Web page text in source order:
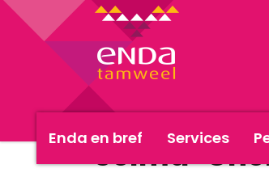
Enda en bref Services
Selma-